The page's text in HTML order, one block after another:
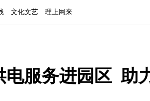
文化文艺 理上网来
服务进园区  助